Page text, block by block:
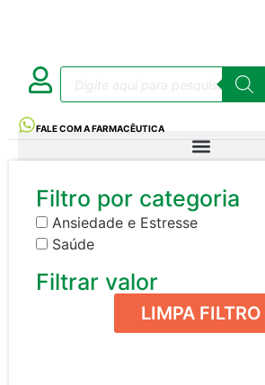
FALE COM A FARMACÊUTICA
Filtro por categoria
Ansiedade e Estresse
Saúde
Filtrar valor
LIMPA FILTRO